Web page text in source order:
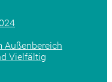
Außenbereich
Vielfältig